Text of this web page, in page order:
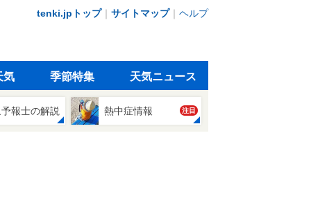
tenki.jpトップ｜ サイトマップ｜ ヘルプ
気 季節特集 天気ニュース
報士の解説 熱中症情報 注目